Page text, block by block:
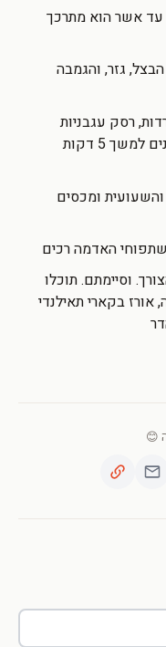
אשר הוא מתרכך
גזר, והגמבה
רסק עגבניות
והתבלינים. מערבבים היטב ומטגנים למשך 5 דקות
ומכסים
האדמה רכים
וסיימתם. תוכלו
בקארי תאילנדי
😊